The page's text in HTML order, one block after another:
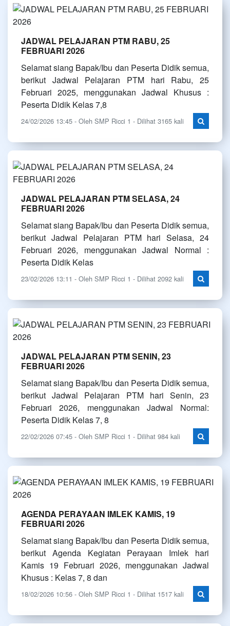
JADWAL PELAJARAN PTM RABU, 25
FEBRUARI 2026
Selamat siang Bapak/Ibu dan Peserta Didik semua,
berikut Jadwal Pelajaran PTM hari Rabu, 25
Februari 2025, menggunakan Jadwal Khusus :
Peserta Didik Kelas 7,8
24/02/2026 13:45 - Oleh SMP Ricci 1 - Dilihat 3165 kali
JADWAL PELAJARAN PTM SELASA, 24
FEBRUARI 2026
Selamat siang Bapak/Ibu dan Peserta Didik semua,
berikut Jadwal Pelajaran PTM hari Selasa, 24
Februari 2026, menggunakan Jadwal Normal :
Peserta Didik Kelas
23/02/2026 13:11 - Oleh SMP Ricci 1 - Dilihat 2092 kali
JADWAL PELAJARAN PTM SENIN, 23
FEBRUARI 2026
Selamat siang Bapak/Ibu dan Peserta Didik semua,
berikut Jadwal Pelajaran PTM hari Senin, 23
Februari 2026, menggunakan Jadwal Normal:
Peserta Didik Kelas 7, 8
22/02/2026 07:45 - Oleh SMP Ricci 1 - Dilihat 984 kali
AGENDA PERAYAAN IMLEK KAMIS, 19
FEBRUARI 2026
Selamat siang Bapak/Ibu dan Peserta Didik semua,
berikut Agenda Kegiatan Perayaan Imlek hari
Kamis 19 Februari 2026, menggunakan Jadwal
Khusus : Kelas 7, 8 dan
18/02/2026 10:56 - Oleh SMP Ricci 1 - Dilihat 1517 kali